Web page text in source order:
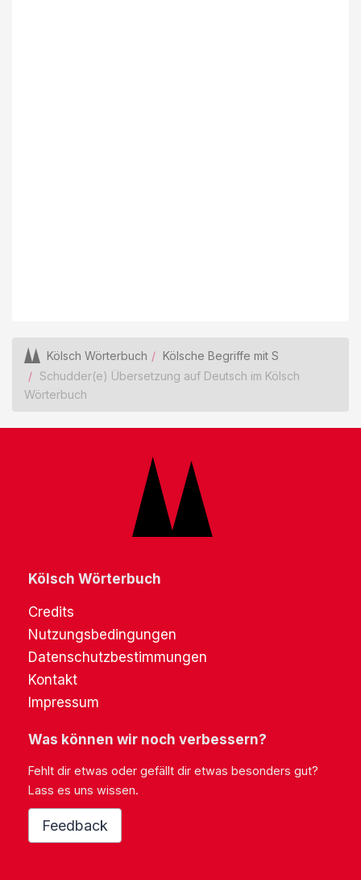
Kölsch Wörterbuch
Kölsche Begriffe mit S
Schudder(e) Übersetzung auf Deutsch im Kölsch
Wörterbuch
Kölsch Wörterbuch
Credits
Nutzungsbedingungen
Datenschutzbestimmungen
Kontakt
Impressum
Was können wir noch verbessern?
Fehlt dir etwas oder gefällt dir etwas besonders gut?
Lass es uns wissen.
Feedback